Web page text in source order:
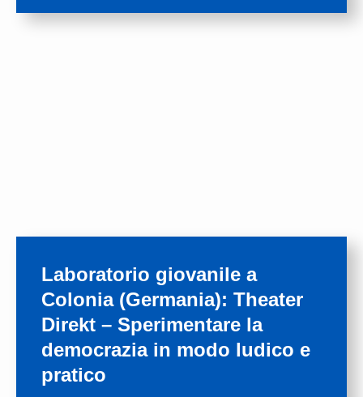
Laboratorio giovanile a
Colonia (Germania): Theater
Direkt – Sperimentare la
democrazia in modo ludico e
pratico